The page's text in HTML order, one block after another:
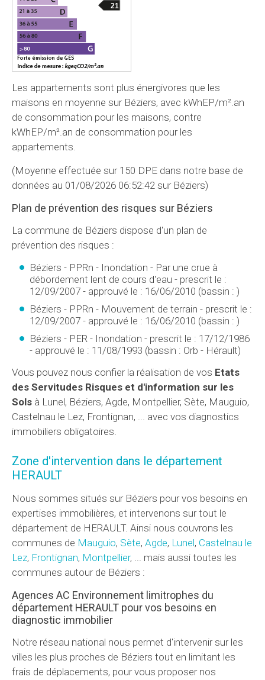
21
Les appartements sont plus énergivores que les
maisons en moyenne sur Béziers, avec kWhEP/m².an
de consommation pour les maisons, contre
kWhEP/m².an de consommation pour les
appartements.
(Moyenne effectuée sur 150 DPE dans notre base de
données au 01/08/2026 06:52:42 sur Béziers)
Plan de prévention des risques sur Béziers
La commune de Béziers dispose d'un plan de
prévention des risques :
Béziers - PPRn - Inondation - Par une crue à
débordement lent de cours d'eau - prescrit le :
12/09/2007 - approuvé le : 16/06/2010 (bassin : )
Béziers - PPRn - Mouvement de terrain - prescrit le :
12/09/2007 - approuvé le : 16/06/2010 (bassin : )
Béziers - PER - Inondation - prescrit le : 17/12/1986
- approuvé le : 11/08/1993 (bassin : Orb - Hérault)
Vous pouvez nous confier la réalisation de vos Etats
des Servitudes Risques et d'information sur les
Sols à Lunel, Béziers, Agde, Montpellier, Sète, Mauguio,
Castelnau le Lez, Frontignan, ... avec vos diagnostics
immobiliers obligatoires.
Zone d'intervention dans le département
HERAULT
Nous sommes situés sur Béziers pour vos besoins en
expertises immobilières, et intervenons sur tout le
département de HERAULT. Ainsi nous couvrons les
communes de Mauguio, Sète, Agde, Lunel, Castelnau le
Lez, Frontignan, Montpellier, ... mais aussi toutes les
communes autour de Béziers :
Agences AC Environnement limitrophes du
département HERAULT pour vos besoins en
diagnostic immobilier
Notre réseau national nous permet d'intervenir sur les
villes les plus proches de Béziers tout en limitant les
frais de déplacements, pour vous proposer nos